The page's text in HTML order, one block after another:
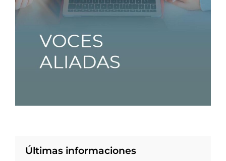
Últimas informaciones